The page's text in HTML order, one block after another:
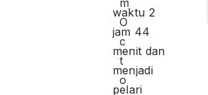
m
O
c
t
o
waktu 2
jam 44
menit dan
menjadi
pelari